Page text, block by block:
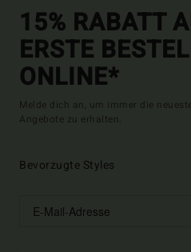
15% RABATT
ERSTE
ONLINE*
Melde dich an, um immer die
Angebote zu erhalten.
Bevorzugte Styles